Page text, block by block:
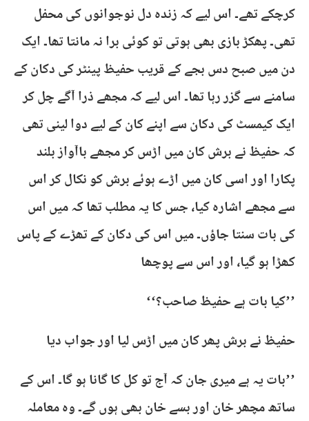
کرچکے تھے۔ اس لیے کہ زندہ دل نوجوانوں کی محفل
تھی۔ پھکڑ بازی بھی ہوتی تو کوئی برا نہ مانتا تھا۔ ایک
دن میں صبح دس بجے کے قریب حفیظ پینٹر کی دکان کے
سامنے سے گزر رہا تھا۔ اس لیے کہ مجھے ذرا آگے چل کر
ایک کیمسٹ کی دکان سے اپنے کان کے لیے دوا لینی تھی
کہ حفیظ نے برش کان میں اڑس کر مجھے باآواز بلند
پکارا اور اسی کان میں اڑے ہوئے برش کو نکال کر اس
سے مجھے اشارہ کیا، جس کا یہ مطلب تھا کہ میں اس
کی بات سنتا جاؤں۔ میں اس کی دکان کے تھڑے کے پاس
کھڑا ہو گیا، اور اس سے پوچھا
’’کیا بات ہے حفیظ صاحب؟‘‘
حفیظ نے برش پھر کان میں اڑس لیا اور جواب دیا
’’بات یہ ہے میری جان کہ آج تو کل کا گانا ہو گا۔ اس کے
ساتھ مچھر خان اور بسے خان بھی ہوں گے۔ وہ معاملہ